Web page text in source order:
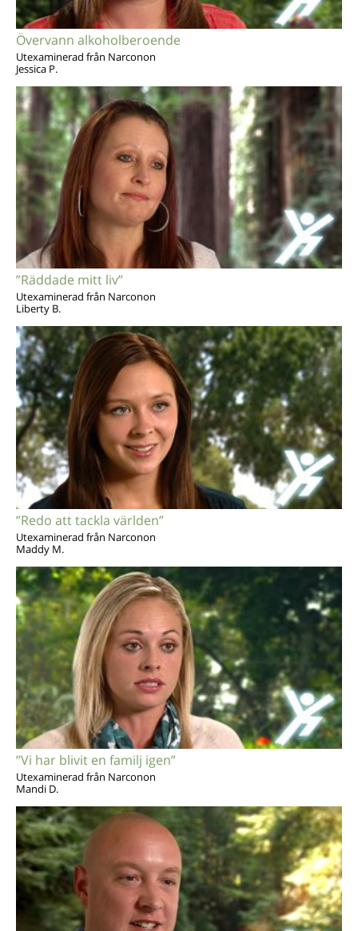
Övervann alkoholberoende
Utexaminerad från Narconon
Jessica P.
”Räddade mitt liv”
Utexaminerad från Narconon
Liberty B.
”Redo att tackla världen”
Utexaminerad från Narconon
Maddy M.
”Vi har blivit en familj igen”
Utexaminerad från Narconon
Mandi D.